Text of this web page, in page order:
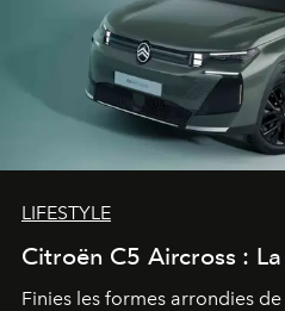
LIFESTYLE
Citroën C5 Aircross :
Finies les formes arrondies